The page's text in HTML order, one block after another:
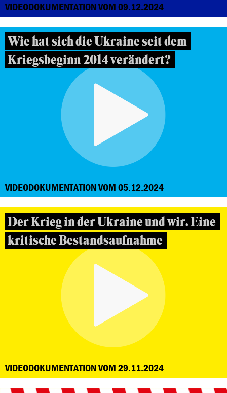
VIDEODOKUMENTATION VOM 09.12.2024
Wie hat sich die Ukraine seit dem
Kriegsbeginn 2014 verändert?
VIDEODOKUMENTATION VOM 05.12.2024
Der Krieg in der Ukraine und wir. Eine
kritische Bestandsaufnahme
VIDEODOKUMENTATION VOM 29.11.2024